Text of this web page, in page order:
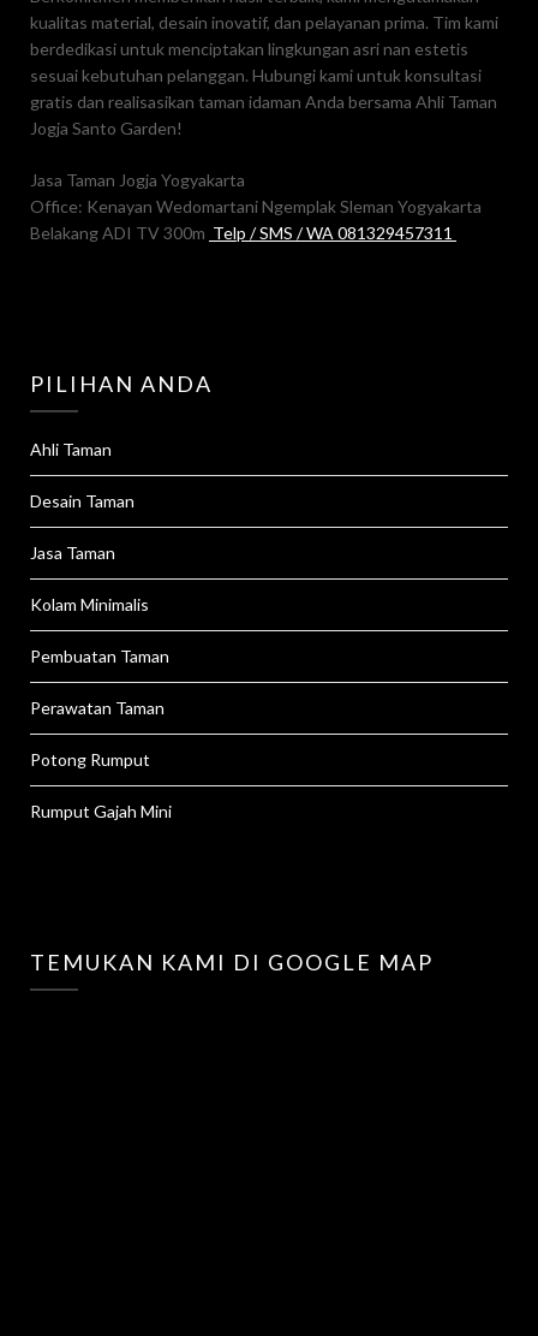
kualitas material, desain inovatif, dan pelayanan prima. Tim kami
berdedikasi untuk menciptakan lingkungan asri nan estetis
sesuai kebutuhan pelanggan. Hubungi kami untuk konsultasi
gratis dan realisasikan taman idaman Anda bersama Ahli Taman
Jogja Santo Garden!
Jasa Taman Jogja Yogyakarta
Office: Kenayan Wedomartani Ngemplak Sleman Yogyakarta
Belakang ADI TV 300m Telp / SMS / WA 081329457311
PILIHAN ANDA
Ahli Taman
Desain Taman
Jasa Taman
Kolam Minimalis
Pembuatan Taman
Perawatan Taman
Potong Rumput
Rumput Gajah Mini
TEMUKAN KAMI DI GOOGLE MAP